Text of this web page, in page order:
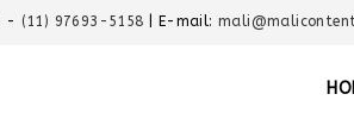
- (11) 97693-5158 | E-mail: